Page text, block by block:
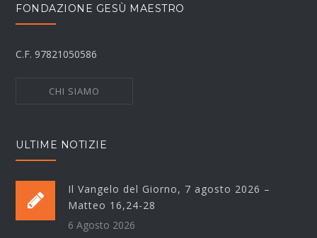
FONDAZIONE GESÙ MAESTRO
C.F. 97821050586
CHI SIAMO
ULTIME NOTIZIE
Il Vangelo del Giorno, 7 agosto 2026 –
Matteo 16,24-28
6 Agosto 2026